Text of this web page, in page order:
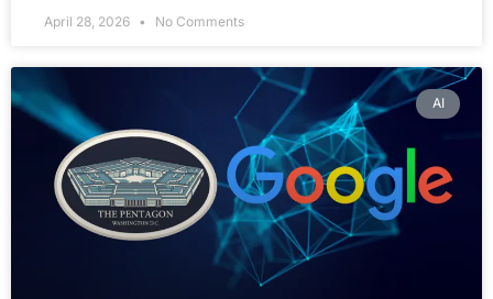
April 28, 2026 No Comments
AI